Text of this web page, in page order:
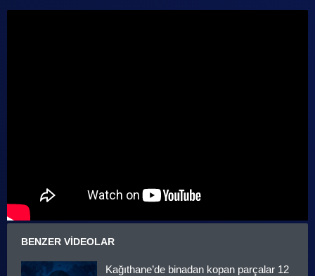
BENZER VIDEOLAR
Kağıthane’de binadan kopan parçalar 12